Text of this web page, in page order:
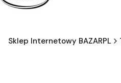
Sklep Internetowy BAZARPL